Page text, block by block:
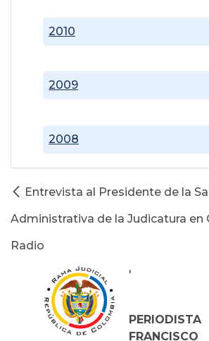
2008
2009
2010
Entrevista al Presidente de la
Administrativa de la Judicatura en
Radio
'
PERIODISTA
FRANCISCO